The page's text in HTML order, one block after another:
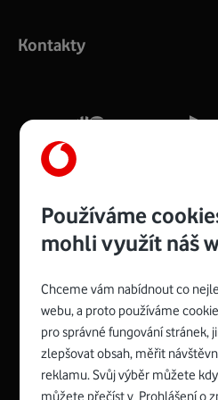
silný signál pro celou
Více o COMPAL CH7465VF
Zyxel VMG8623-T50B:
Rozměry modemu jsou 16 x 22
a nabízí 4 gigabitové LAN porty
Spojte se s
Kontakty
Používáme
mohli využít náš
Chceme vám nabídnout co
webu, a proto používáme
pro správné fungování stránek,
zlepšovat obsah, měřit
reklamu. Svůj výběr můžete
můžete přečíst v Prohlášení o